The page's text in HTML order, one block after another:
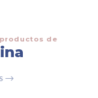
de